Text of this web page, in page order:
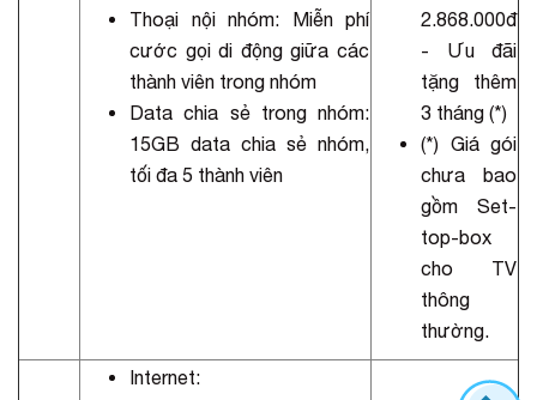
Thoại nội nhóm: Miễn phí
cước gọi di động giữa các
thành viên trong nhóm
Data chia sẻ trong nhóm:
15GB data chia sẻ nhóm,
tối đa 5 thành viên
2.868.000đ
- Ưu đãi
tặng thêm
3 tháng (*)
(*) Giá gói
chưa bao
gồm Set-
top-box
cho TV
thông
thường.
Internet: